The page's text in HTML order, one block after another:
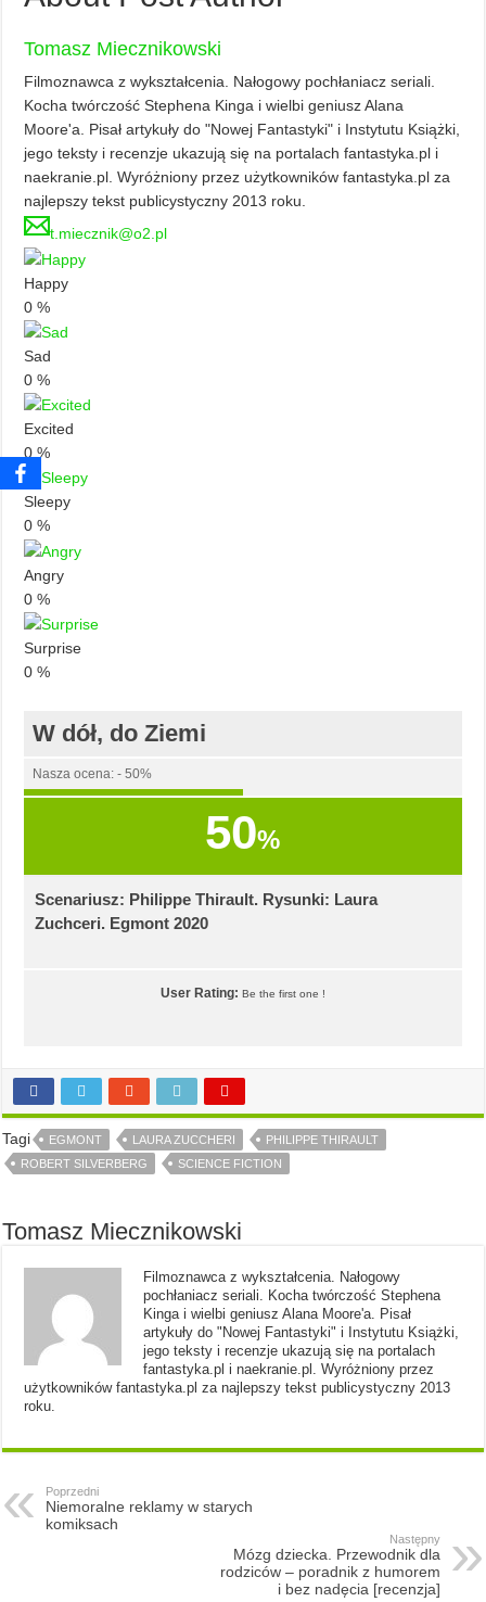
Tomasz Miecznikowski
Filmoznawca z wykształcenia. Nałogowy pochłaniacz seriali.
Kocha twórczość Stephena Kinga i wielbi geniusz Alana
Moore'a. Pisał artykuły do "Nowej Fantastyki" i Instytutu Książki,
jego teksty i recenzje ukazują się na portalach fantastyka.pl i
naekranie.pl. Wyróżniony przez użytkowników fantastyka.pl za
najlepszy tekst publicystyczny 2013 roku.
t.miecznik@o2.pl
Happy
0 %
Sad
0 %
Excited
0 %
Sleepy
0 %
Angry
0 %
Surprise
0 %
W dół, do Ziemi
Nasza ocena: - 50%
50%
Scenariusz: Philippe Thirault. Rysunki: Laura
Zuchceri. Egmont 2020
User Rating: Be the first one !
Tagi EGMONT LAURA ZUCCHERI
PHILIPPE THIRAULT
ROBERT SILVERBERG
SCIENCE FICTION
Tomasz Miecznikowski
Filmoznawca z wykształcenia. Nałogowy
pochłaniacz seriali. Kocha twórczość Stephena
Kinga i wielbi geniusz Alana Moore'a. Pisał
artykuły do "Nowej Fantastyki" i Instytutu Książki,
jego teksty i recenzje ukazują się na portalach
fantastyka.pl i naekranie.pl. Wyróżniony przez
użytkowników fantastyka.pl za najlepszy tekst publicystyczny 2013
roku.
Poprzedni
Niemoralne reklamy w starych
komiksach
Następny
Mózg dziecka. Przewodnik dla
rodziców – poradnik z humorem
i bez nadęcia [recenzja]